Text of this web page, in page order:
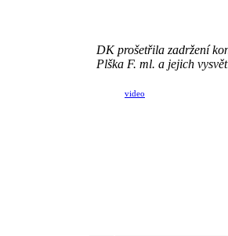
DK prošetřila zadržení
Plška F. ml. a jejich
video